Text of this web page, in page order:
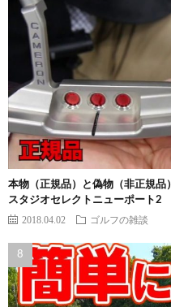
本物（正規品）と偽物（非正規
スタジオセレクトニューポート2
2018.04.02 ゴルフの雑談